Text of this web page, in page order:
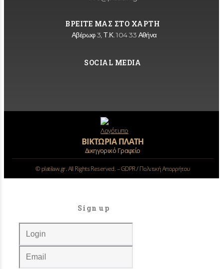
ΒΡΕΙΤΕ ΜΑΣ ΣΤΟ ΧΑΡΤΗ
Αβέρωφ 3, Τ.Κ. 104 33 Αθήνα
SOCIAL MEDIA
ΒΙΚΤΩΡΙΑ ΠΛΑΤΗ
Δικηγορικό Γραφείο
©platilaw.gr. All Rights Reserved. –GDPR / Πολιτική Απορρήτου
Sign up